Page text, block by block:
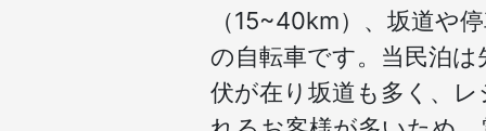
（15~40km）、坂道や
の自転車です。当民泊
伏が在り坂道も多く、